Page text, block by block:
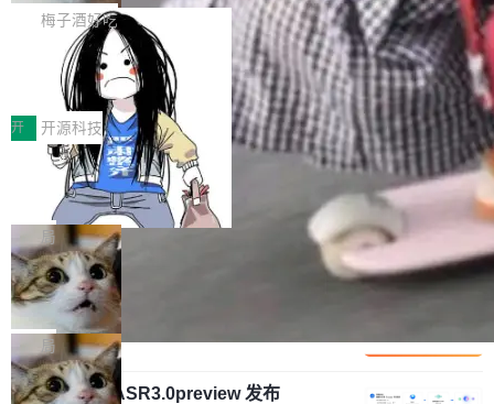
续增长的AI成本该如何优化。 深信服AI算力网关
正是围绕这些实际问题，从Token治理和成本治
理两个方面，让用户的每一份算力都看得清、管
得住、用得稳、省得下、更安全！ 一、从现在开
始，Token使用一目...
wat（Google 员工编号 23，Jeff Dean 二十多
年的编程搭档，MapReduce 和 Bigtable 的共同
作者）、Quoc Le（Google 大脑核心成员，Se
q2Seq 和 DocAI 的共同发明人）以及 Oriol Vin
yals（Gemini 联合负责人，AlphaSta...
把「看得清、用母语、记得住」三件事一次补
齐。 SolonCode 是什么 SolonCode 是杭州无
耳科技研发的企业级终端编码智能体——一位全
中文驱动的数字员工，自主理解需求、规划步
骤、编写代码。不挑模型、不挑平台，curl 一行
装完即用。 开源地址：Gitee · GitCode · GitHu
b 安装 支持 Java 8+（8~26）、macOS / Linu
x / Windows / Harmony PC。 # macOS / Linu
x / Harmony PC curl -fsSL https://solon.noea
r.org/solon...
梅子酒好吃
让“代码语义理解”深度释放AI Coding
价值潜能：华为云码道（CodeArts）
代码仓技术解析
一、代码仓深度理解技术的作用与价值 在软件工
程实践中，代码仓是企业核心知识资产的主要载
体。企业级代码仓库通常包含数十万乃至数百万
个文件，其规模远超单次模型调用可承载的上下
文窗口。随着项目规模的持续扩张与代码历史的
不断累积，代码仓中的模块关系、接口契约、业
务逻辑等关键信息往往分散于数十乃至数百个文
件之中，形成高度复杂的知识关联网络。传统的
代码检索手段（如关键词匹配、目录遍历）仅能
在语法层面完成文本定位，难以触及代码的语义
内涵与结构关联，导致开发者使用代码智能体在
理解大规模代码仓时面临显著"代码仓理解"瓶
开 开源科技
一条“删库”命令跑 17 小时，算法工程
师删光 89TB 数据只为干私活
最高人民检察院8月4日公布了一起案件：北京一
名90后算法工程师王某，为了给自己接的私活腾
服务器空间，删光了公司AI游戏部门的全部核心
数据。 王某2024年1月入职东城区某科技公司AI
短剧部门，有互联网大厂背景。在公司内部架构
调整期间，部门三次通知全员将数据从A集群迁
移到B集群，王某都回复了"收到"。 他没有迁移
数据。2024年9月3日下午4点，他使用此前登录
局
Cloudflare 分享推理优化实践：KV ca
che 量化 + 权重压缩，吞吐量提升 4
1%，成本降 30%
Kimi 和 GLM 是当前最强的大模型系列之一，但
它们有一个共同的问题：太吃显存了。月之暗面
的 Kimi K 系列和智谱的 GLM 都是长上下文、M
oE 架构的大模型，好用到让人上瘾，但 GPU 显
局
腾讯混元 Hy ASR3.0preview 发布